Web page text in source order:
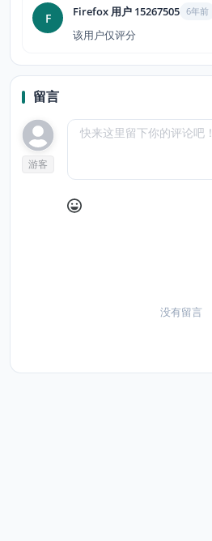
F Firefox 用户 15267505 6年前
该用户仅评分
留言
游客
没有留言